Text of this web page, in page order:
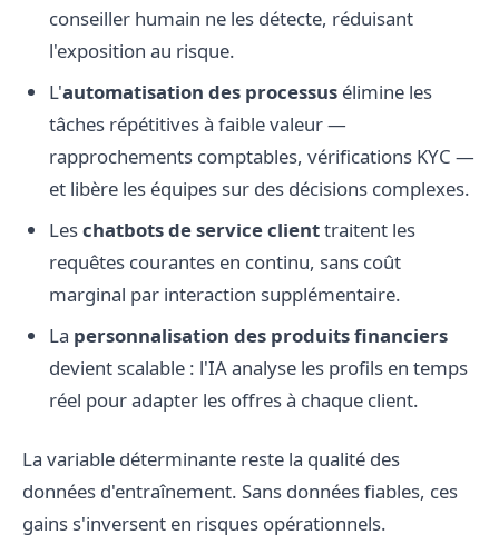
conseiller humain ne les détecte, réduisant
l'exposition au risque.
L'automatisation des processus élimine les
tâches répétitives à faible valeur —
rapprochements comptables, vérifications KYC —
et libère les équipes sur des décisions complexes.
Leschatbots de service clienttraitent les
requêtes courantes en continu, sans coût
marginal par interaction supplémentaire.
La personnalisation des produits financiers
devient scalable : l'IA analyse les profils en temps
réel pour adapter les offres à chaque client.
La variable déterminante reste la qualité des
données d'entraînement. Sans données fiables, ces
gains s'inversent en risques opérationnels.